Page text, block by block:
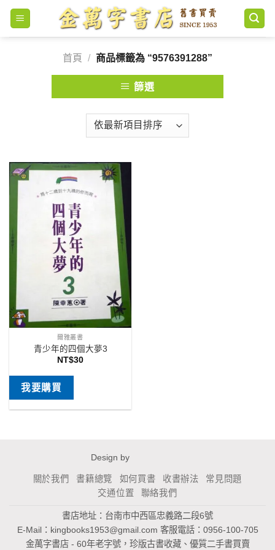
Skip
content
首頁
/ 商品標籤為 “9576391288”
篩選
爾雅叢書
青少年的四個大夢3
NT$30
我要購買
Design by
關於我們 書籍總覽 如何買書 收書辦法
常見問題
交通位置
聯絡我們
書店地址：台南市中西區忠義路二段6號
E-Mail： kingbooks1953@gmail.com 客服電話：0956-100-705
金萬字書店 - 60年老字號，珍版古書收藏、優質二手書買賣